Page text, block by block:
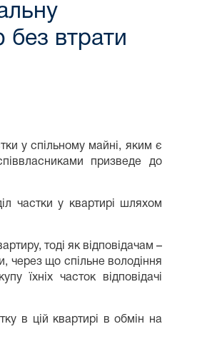
без втрати
у спільному майні, яким є
призведе до
частки у квартирі шляхом
тоді як відповідачам –
через що спільне володіння
їхніх часток відповідачі
в цій квартирі в обмін на